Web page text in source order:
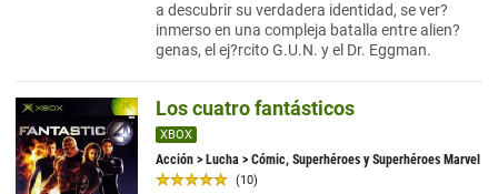
a descubrir su verdadera identidad, se ver?
inmerso en una compleja batalla entre alien?
genas, el ej?rcito G.U.N. y el Dr. Eggman.
Los cuatro fantásticos
XBOX
Acción > Lucha > Cómic, Superhéroes y Superhéroes Marvel
(10)